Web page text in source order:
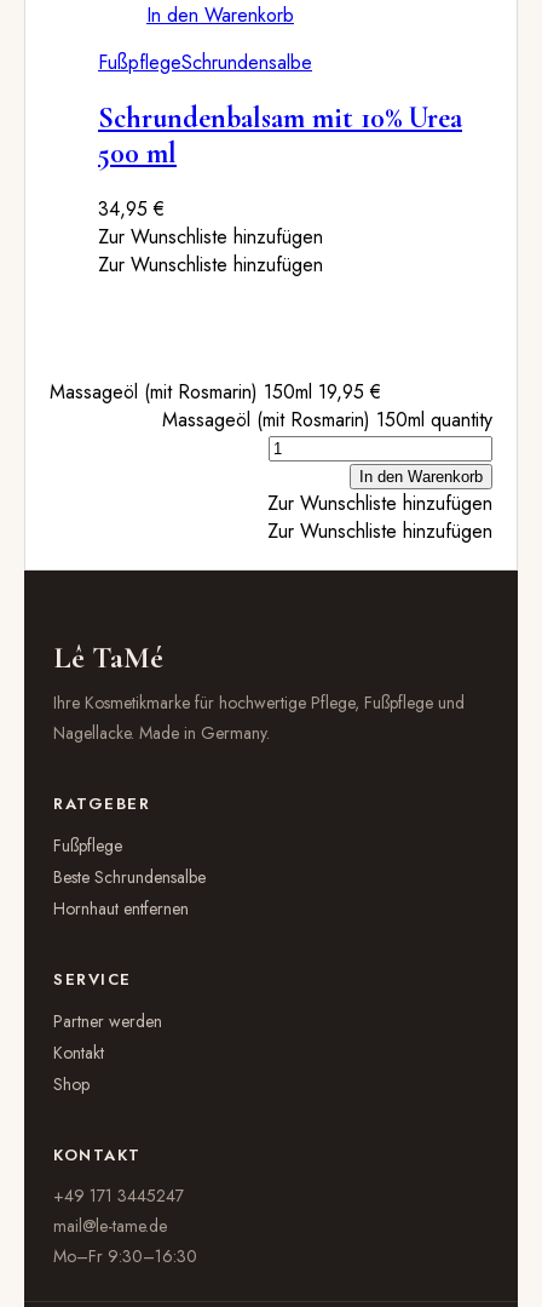
In den Warenkorb
FußpflegeSchrundensalbe
Schrundenbalsam mit 10% Urea
500 ml
34,95€
Zur Wunschliste hinzufügen
Zur Wunschliste hinzufügen
Massageöl (mit Rosmarin) 150ml 19,95€
Massageöl (mit Rosmarin) 150ml quantity
In den Warenkorb
Zur Wunschliste hinzufügen
Zur Wunschliste hinzufügen
Lê TaMé
Ihre Kosmetikmarke für hochwertige Pflege, Fußpflege und
Nagellacke. Made in Germany.
RATGEBER
Fußpflege
Beste Schrundensalbe
Hornhaut entfernen
SERVICE
Partner werden
Kontakt
Shop
KONTAKT
+49 171 3445247
mail@le-tame.de
Mo–Fr 9:30–16:30